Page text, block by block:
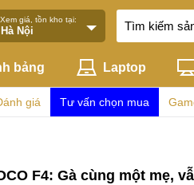
Xem giá, tồn kho tại:
bảng Laptop
giá Tư vấn chọn mua
F4: Gà cùng một mẹ,